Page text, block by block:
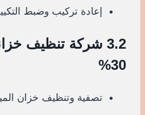
إعادة تركيب وضبط
3.2 شركة تنظيف
30%
تصفية وتنظيف خزان